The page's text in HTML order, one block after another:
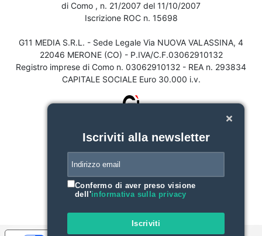
di Como , n. 21/2007 del 11/10/2007
Iscrizione ROC n. 15698
G11 MEDIA S.R.L. - Sede Legale Via NUOVA VALASSINA, 4
22046 MERONE (CO) - P.IVA/C.F.03062910132
Registro imprese di Como n. 03062910132 - REA n. 293834
CAPITALE SOCIALE Euro 30.000 i.v.
Iscriviti alla newsletter
Confermo di aver preso visione
dell'informativa sulla privacy
Iscriviti